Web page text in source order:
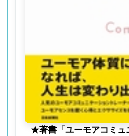
★著書「ユーモアコミュ